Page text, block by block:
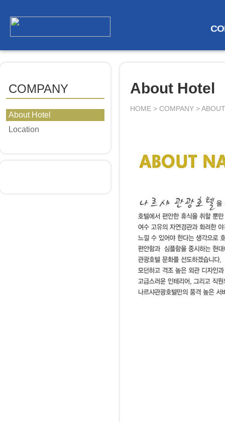
COMPANY
About Hotel
Location
About Hotel
HOME > COMPANY >